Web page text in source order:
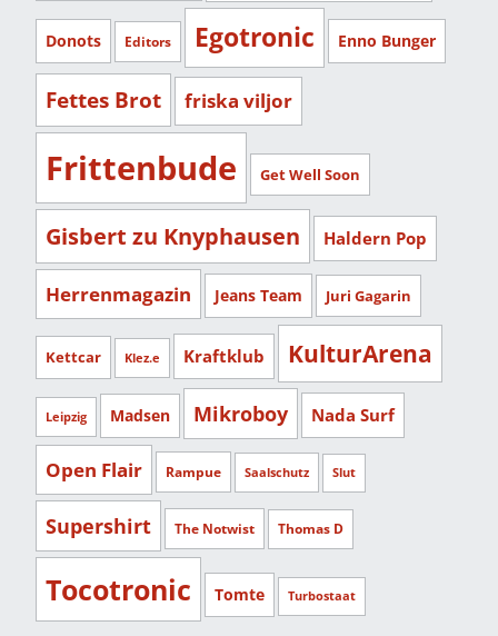
Donots Editors Egotronic Enno Bunger
Fettes Brot friska viljor
Frittenbude Get Well Soon
Gisbert zu Knyphausen Haldern Pop
Herrenmagazin Jeans Team Juri Gagarin
Kettcar Klez.e Kraftklub KulturArena
Leipzig Madsen Mikroboy Nada Surf
Open Flair Rampue Saalschutz Slut
Supershirt The Notwist Thomas D
Tocotronic Tomte Turbostaat